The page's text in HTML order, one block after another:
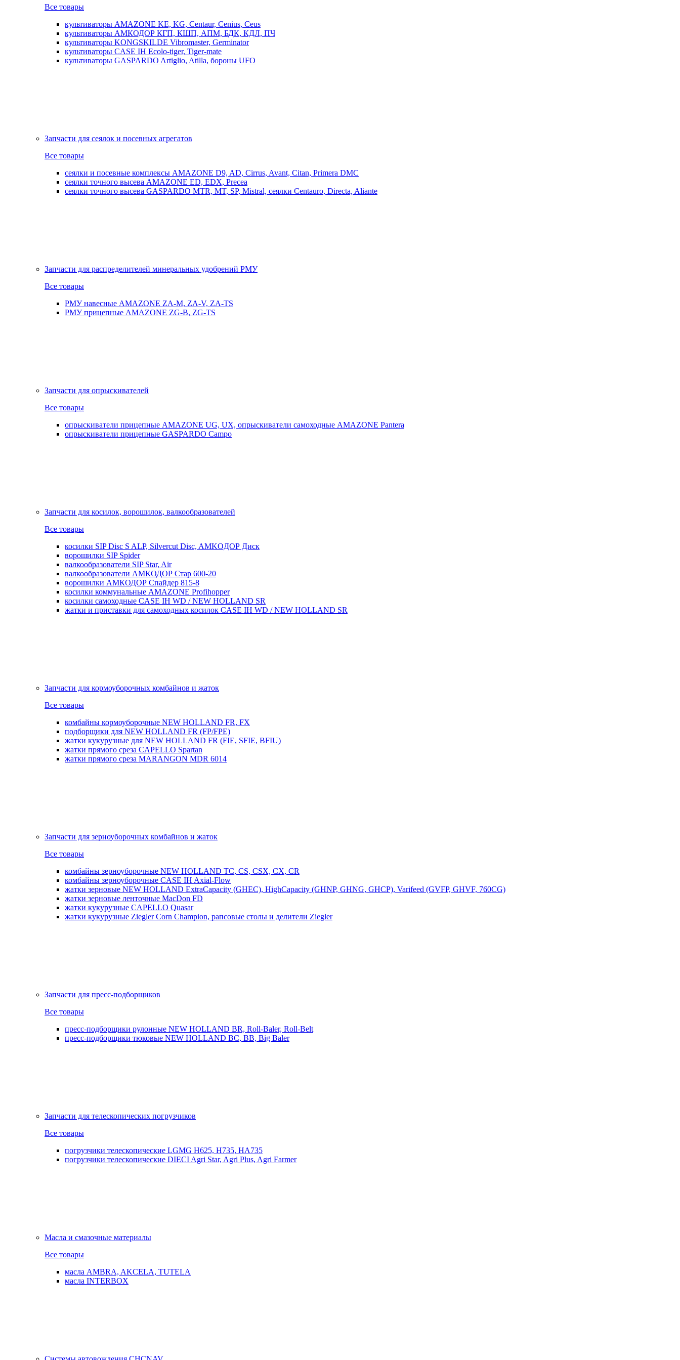
Все товары
культиваторы AMAZONE KE, KG, Centaur, Cenius, Ceus
культиваторы АМКОДОР КГП, КШП, АПМ, БДК, КДЛ, ПЧ
культиваторы KONGSKILDE Vibromaster, Germinator
культиваторы CASE IH Ecolo-tiger, Tiger-mate
культиваторы GASPARDO Artiglio, Atilla, бороны UFO
Запчасти для сеялок и посевных агрегатов
Все товары
сеялки и посевные комплексы AMAZONE D9, AD, Cirrus, Avant, Citan, Primera DMC
сеялки точного высева AMAZONE ED, EDX, Precea
сеялки точного высева GASPARDO MTR, MT, SP, Mistral, сеялки Centauro, Directa, Aliante
Запчасти для распределителей минеральных удобрений РМУ
Все товары
РМУ навесные AMAZONE ZA-M, ZA-V, ZA-TS
РМУ прицепные AMAZONE ZG-B, ZG-TS
Запчасти для опрыскивателей
Все товары
опрыскиватели прицепные AMAZONE UG, UX, опрыскиватели самоходные AMAZONE Pantera
опрыскиватели прицепные GASPARDO Campo
Запчасти для косилок, ворошилок, валкообразователей
Все товары
косилки SIP Disc S ALP, Silvercut Disc, AMKOДОР Диск
ворошилки SIP Spider
валкообразователи SIP Star, Air
валкообразователи АМКОДОР Стар 600-20
ворошилки АМКОДОР Спайдер 815-8
косилки коммунальные AMAZONE Profihopper
косилки самоходные CASE IH WD / NEW HOLLAND SR
жатки и приставки для самоходных косилок CASE IH WD / NEW HOLLAND SR
Запчасти для кормоуборочных комбайнов и жаток
Все товары
комбайны кормоуборочные NEW HOLLAND FR, FX
подборщики для NEW HOLLAND FR (FP/FPE)
жатки кукурузные для NEW HOLLAND FR (FIE, SFIE, BFIU)
жатки прямого среза CAPELLO Spartan
жатки прямого среза MARANGON MDR 6014
Запчасти для зерноуборочных комбайнов и жаток
Все товары
комбайны зерноуборочные NEW HOLLAND TC, CS, CSX, CX, CR
комбайны зерноуборочные CASE IH Axial-Flow
жатки зерновые NEW HOLLAND ExtraCapacity (GHEC), HighCapacity (GHNP, GHNG, GHCP), Varifeed (GVFP, GHVF, 760CG)
жатки зерновые ленточные MacDon FD
жатки кукурузные CAPELLO Quasar
жатки кукурузные Ziegler Corn Champion, рапсовые столы и делители Ziegler
Запчасти для пресс-подборщиков
Все товары
пресс-подборщики рулонные NEW HOLLAND BR, Roll-Baler, Roll-Belt
пресс-подборщики тюковые NEW HOLLAND BC, BB, Big Baler
Запчасти для телескопических погрузчиков
Все товары
погрузчики телескопические LGMG H625, H735, HA735
погрузчики телескопические DIECI Agri Star, Agri Plus, Agri Farmer
Масла и смазочные материалы
Все товары
масла AMBRA, AKCELA, TUTELA
масла INTERBOX